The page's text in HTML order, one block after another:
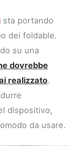
sta portando
dei foldable.
su una
dovrebbe
realizzato.
dispositivo,
da usare.